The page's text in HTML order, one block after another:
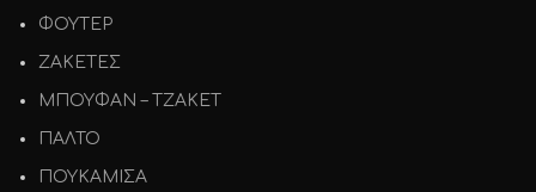
ΦΟΥΤΕΡ
ΖΑΚΕΤΕΣ
ΜΠΟΥΦΑΝ – ΤΖΑΚΕΤ
ΠΑΛΤΟ
ΠΟΥΚΑΜΙΣΑ